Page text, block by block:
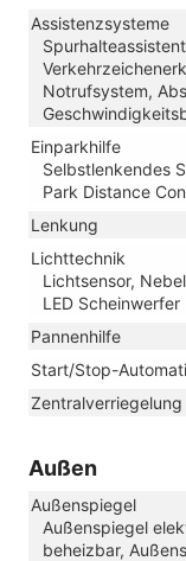
Assistenzsysteme
Notrufsystem,
Einparkhilfe
Selbstlenkendes
Park Distance
Lenkung
Lichttechnik
Lichtsensor,
LED Scheinwerfer
Pannenhilfe
Start/Stop-
Zentralverriegelung
Außen
Außenspiegel
Außenspiegel
beheizbar,